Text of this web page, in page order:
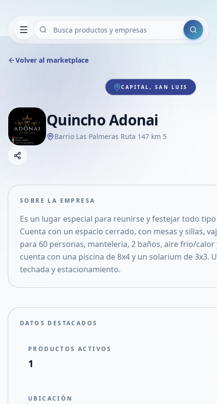
Buscar
Volver al marketplace
CAPITAL, SAN LUIS
Quincho Adonai
Barrio Las Palmeras Ruta 147 km 5
Compartir empresa
Compartir en X
SOBRE LA EMPRESA
Es un lugar especial para reunirse y festejar todo
Cuenta con un espacio cerrado, con mesas y sillas,
para 60 personas, manteleria, 2 baños, aire frio/calor
cuenta con una piscina de 8x4 y un solarium de 3x3.
techada y estacionamiento.
DATOS DESTACADOS
PRODUCTOS ACTIVOS
1
UBICACIÓN